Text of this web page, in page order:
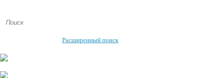
Расширенный поиск